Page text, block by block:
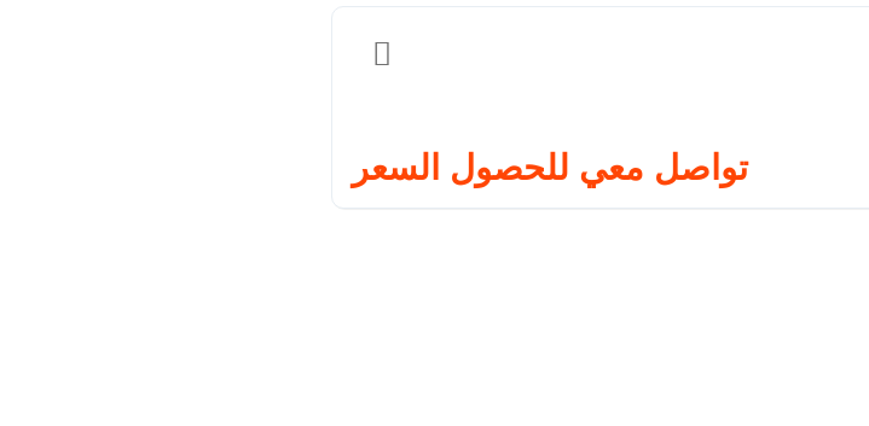
تواصل معي للحصول السعر